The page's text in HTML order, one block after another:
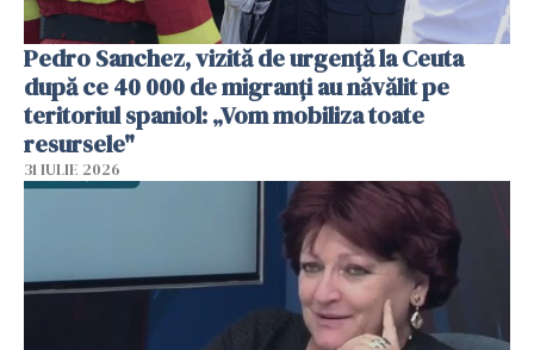
Pedro Sanchez, vizită de urgență la Ceuta
după ce 40 000 de migranți au năvălit pe
teritoriul spaniol: „Vom mobiliza toate
resursele"
31 IULIE 2026